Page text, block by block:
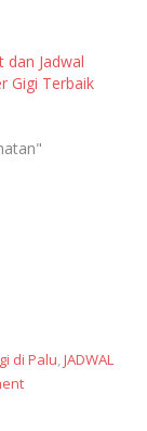
Jadwal
Gigi Terbaik
di Palu,JADWAL